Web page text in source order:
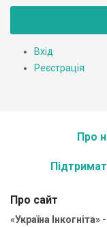
Вхід
Реєстрація
Про
Про сайт
«Україна